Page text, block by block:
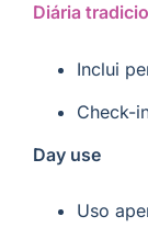
Diária
Inclui
Check-
Day use
Uso